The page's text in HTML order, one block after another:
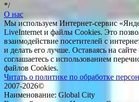
*/
О нас
Мы используем Интернет-сервис
LiveInternet и файлы Cookies. Это
взаимодействие посетителей с
и делать его лучше. Оставаясь на
соглашаетесь с использованием
файлов Cookies.
Читать о политике по обработке
2007-2026©
Наименование: Global City